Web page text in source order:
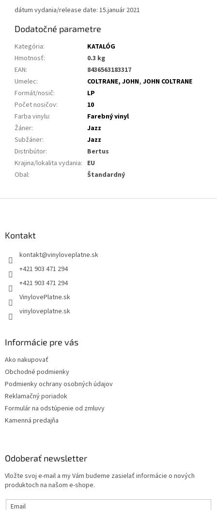
dátum vydania/release date: 15.január 2021
Dodatočné parametre
Kategória:
KATALÓG
Hmotnosť:
0.3 kg
EAN:
8436563183317
Umelec: COLTRANE, JOHN, JOHN COLTRANE
Formát/nosič:
LP
Počet nosičov:
10
Farba vinylu:
Farebný vinyl
Žáner:
Jazz
Subžáner:
Jazz
Distribútor:
Bertus
Krajina/lokalita vydania: EU
Obal: Štandardný
Kontakt
kontakt@vinyloveplatne.sk
+421 903 471 294
+421 903 471 294
VinylovePlatne.sk
vinyloveplatne.sk
Informácie pre vás
Ako nakupovať
Obchodné podmienky
Podmienky ochrany osobných údajov
Reklamačný poriadok
Formulár na odstúpenie od zmluvy
Kamenná predajňa
Odoberať newsletter
Vložte svoj e-mail a my Vám budeme zasielať informácie o nových
produktoch na našom e-shope.
Email